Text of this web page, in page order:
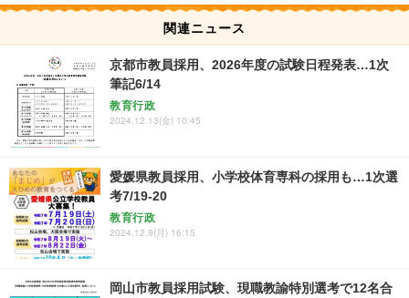
関連ニュース
京都市教員採用、2026年度の試験日程発表…1次
筆記6/14
教育行政
2024.12.13(金) 10:45
愛媛県教員採用、小学校体育専科の採用も…1次選
考7/19-20
教育行政
2024.12.9(月) 16:15
岡山市教員採用試験、現職教諭特別選考で12名合